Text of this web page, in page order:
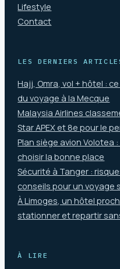
Lifestyle
Contact
LES DERNIERS
Hajj, Omra, vol + hôtel :
du voyage à la Mecque
Malaysia Airlines
Star APEX et 8e pour le
Plan siège avion Volotea :
choisir la bonne place
Sécurité à Tanger :
conseils pour un voyage
À Limoges, un hôtel
stationner et repartir
À LIRE